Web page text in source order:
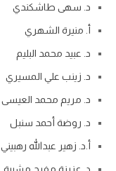
د. سهى طاشكندي
أ. منيرة الشهري
د. عبيد محمد البليم
د. زينب علي المسيري
د. مريم محمد العيسى
د. روضة أحمد سنبل
أ.د. زهير عبدالله رهبيني
د. عزيزة مفرح مشيبة